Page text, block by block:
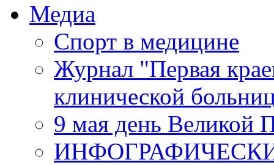
Медиа
Спорт в медицине
Журнал "Первая
клинической
9 мая день Великой